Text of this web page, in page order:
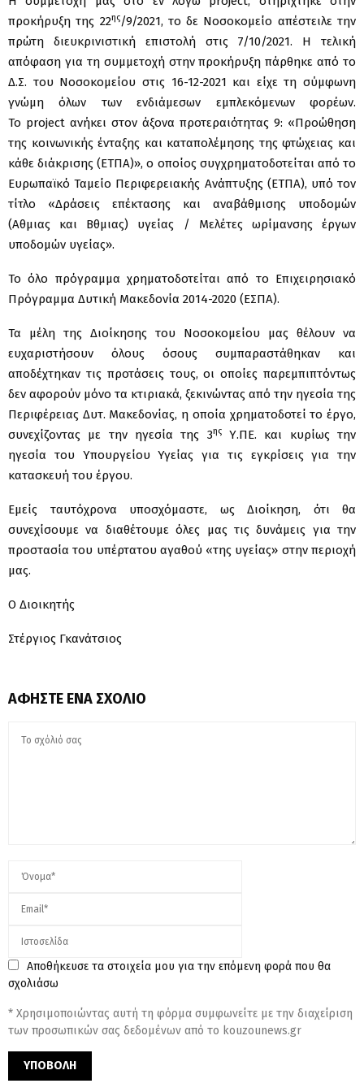
προκήρυξη της 22ης/9/2021, το δε Νοσοκομείο απέστειλε την
πρώτη διευκρινιστική επιστολή στις 7/10/2021. Η τελική
απόφαση για τη συμμετοχή στην προκήρυξη πάρθηκε από το
Δ.Σ. του Νοσοκομείου στις 16-12-2021 και είχε τη σύμφωνη
γνώμη όλων των ενδιάμεσων εμπλεκόμενων φορέων.
Το project ανήκει στον άξονα προτεραιότητας 9: «Προώθηση
της κοινωνικής ένταξης και καταπολέμησης της φτώχειας και
κάθε διάκρισης (ΕΤΠΑ)», ο οποίος συγχρηματοδοτείται από το
Ευρωπαϊκό Ταμείο Περιφερειακής Ανάπτυξης (ΕΤΠΑ), υπό τον
τίτλο «Δράσεις επέκτασης και αναβάθμισης υποδομών
(Α΄θμιας και Β΄θμιας) υγείας / Μελέτες ωρίμανσης έργων
υποδομών υγείας».
Το όλο πρόγραμμα χρηματοδοτείται από το Επιχειρησιακό
Πρόγραμμα Δυτική Μακεδονία 2014-2020 (ΕΣΠΑ).
Τα μέλη της Διοίκησης του Νοσοκομείου μας θέλουν να
ευχαριστήσουν όλους όσους συμπαραστάθηκαν και
αποδέχτηκαν τις προτάσεις τους, οι οποίες παρεμπιπτόντως
δεν αφορούν μόνο τα κτιριακά, ξεκινώντας από την ηγεσία της
Περιφέρειας Δυτ. Μακεδονίας, η οποία χρηματοδοτεί το έργο,
συνεχίζοντας με την ηγεσία της 3ηςΥ.ΠΕ. και κυρίως την
ηγεσία του Υπουργείου Υγείας για τις εγκρίσεις για την
κατασκευή του έργου.
Εμείς ταυτόχρονα υποσχόμαστε, ως Διοίκηση, ότι θα
συνεχίσουμε να διαθέτουμε όλες μας τις δυνάμεις για την
προστασία του υπέρτατου αγαθού «της υγείας» στην περιοχή
μας.
Ο Διοικητής
Στέργιος Γκανάτσιος
ΑΦΉΣΤΕ ΈΝΑ ΣΧΌΛΙΟ
Αποθήκευσε τα στοιχεία μου για την επόμενη φορά που θα
σχολιάσω
* Χρησιμοποιώντας αυτή τη φόρμα συμφωνείτε με την διαχείριση
των προσωπικών σας δεδομένων από το kouzounews.gr